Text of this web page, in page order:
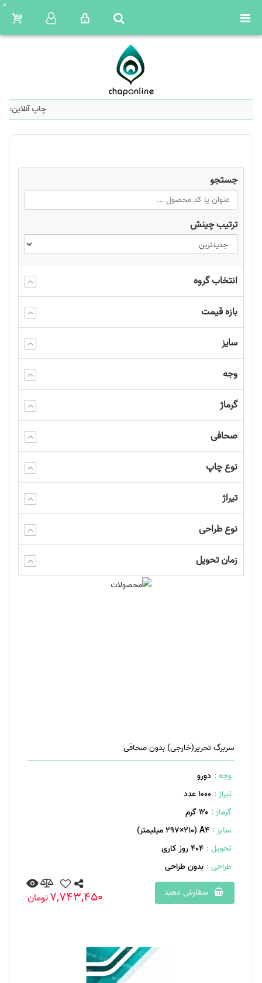
0
چاپ آنلاین:
جستجو
ترتیب چینش
انتخاب گروه
بازه قیمت
سایز
وجه
گرماژ
صحافی
نوع چاپ
تیراژ
نوع طراحی
زمان تحویل
سربرگ تحریر(خارجی) بدون صحافی
وجه : دورو
تیراژ : 1000 عدد
گرماژ : ۱۲۰ گرم
سایز : A۴ (۲۹۷×۲۱۰ میلیمتر)
تحویل : 404 روز کاری
طراحی : بدون طراحی
سفارش دهید
7,743,450تومان